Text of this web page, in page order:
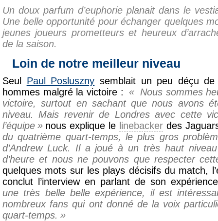
Un doux parfum d’euphorie planait dans le
Une belle opportunité pour échanger quelques
jeunes joueurs prometteurs et heureux
de la saison.
Loin de notre meilleur niveau
Seul Paul Posluszny semblait un peu déçu
hommes malgré la victoire :
Nous sommes
victoire, surtout en sachant que nous avons
niveau. Mais revenir de Londres avec cette
l’équipe
nous explique le linebacker des
du quatrième quart-temps, le plus gros
d’Andrew Luck. Il a joué à un très haut
d’heure et nous ne pouvons que respecter
quelques mots sur les plays décisifs du match,
conclut l’interview en parlant de son
une très belle belle expérience, il est
nombreux fans qui ont donné de la voix
quart-temps.